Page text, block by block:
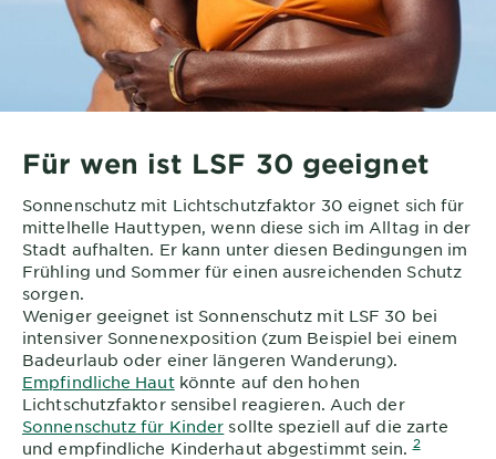
Für wen ist LSF 30 geeignet
Sonnenschutz mit Lichtschutzfaktor 30 eignet sich für
mittelhelle Hauttypen, wenn diese sich im Alltag in der
Stadt aufhalten. Er kann unter diesen Bedingungen im
Frühling und Sommer für einen ausreichenden Schutz
sorgen.
Weniger geeignet ist Sonnenschutz mit LSF 30 bei
intensiver Sonnenexposition (zum Beispiel bei einem
Badeurlaub oder einer längeren Wanderung).
Empfindliche Hautkönnte auf den hohen
Lichtschutzfaktor sensibel reagieren. Auch der
Sonnenschutz für Kinder sollte speziell auf die zarte
und empfindliche Kinderhaut abgestimmt sein.2